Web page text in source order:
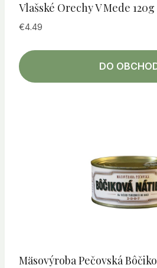
Vlašské Orechy V Mede 120g
€4.49
DO
Mäsovýroba Pečovská